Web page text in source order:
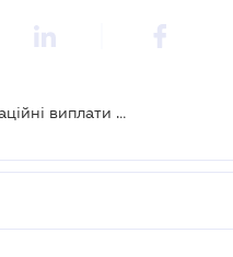
Безкоштовний вебінар "Мотиваційні виплати під прицілом ДПС: як уникнути донарахувань і захистити позицію бізнесу"